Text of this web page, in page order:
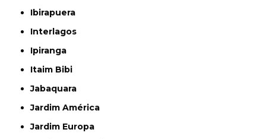
Ibirapuera
Interlagos
Ipiranga
Itaim Bibi
Jabaquara
Jardim América
Jardim Europa